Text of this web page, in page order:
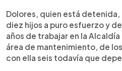
Dolores, quien está detenida,
diez hijos a puro esfuerzo y
años de trabajar en la
área de mantenimiento, de
con ella seis todavía que